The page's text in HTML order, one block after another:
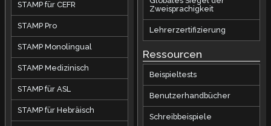
STAMP für CEFR
STAMP Pro
STAMP Monolingual
STAMP Medizinisch
STAMP für ASL
STAMP für Hebräisch
Zweisprachigkeit
Lehrerzertifizierung
Ressourcen
Beispieltests
Benutzerhandbücher
Schreibbeispiele